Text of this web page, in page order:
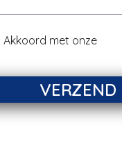
Akkoord met onze
VERZEND